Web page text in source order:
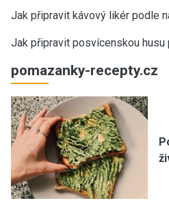
Jak připravit kávový likér podle
Jak připravit posvícenskou
pomazanky-recepty.cz